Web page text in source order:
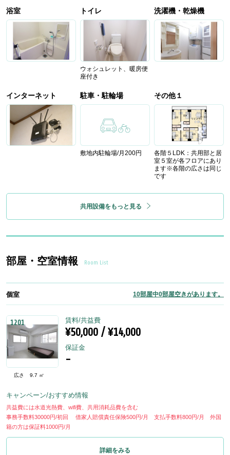
浴室 トイレ
ウォシュレット、暖房便
座付き
洗濯機・乾燥機
インターネット 駐車・駐輪場
敷地内駐輪場/月200円
その他１
各階５LDK：共用部と居
室５室が各フロアにあり
ます※各階の広さは同じ
です
共用設備をもっと見る
部屋・空室情報 Room List
個室 10部屋中0部屋空きがあります。
1201
広さ 9.7 ㎡
賃料/共益費
¥50,000 / ¥14,000
保証金
-
キャンペーン/おすすめ情報
共益費には水道光熱費、wifi費、共用消耗品費を含む
事務手数料30000円/初回 借家人賠償責任保険500円/月 支払手数料800円/月 外国
籍の方は保証料1000円/月
詳細をみる